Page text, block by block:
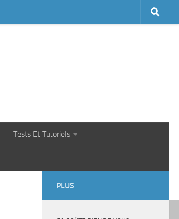
Tests Et Tutoriels
PLUS